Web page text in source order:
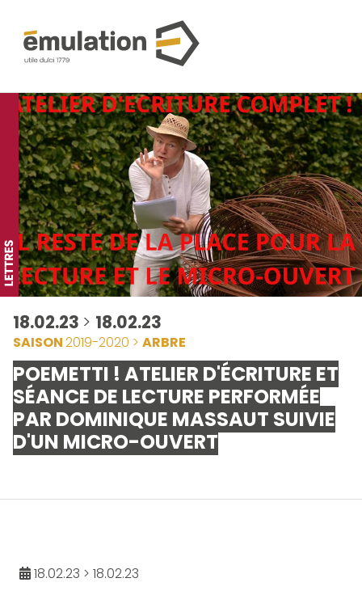
18.02.23 > 18.02.23
SAISON2019-2020 > ARBRE
POEMETTI ! ATELIER D'ÉCRITURE ET
SÉANCE DE LECTURE PERFORMÉE
PAR DOMINIQUE MASSAUT SUIVIE
D'UN MICRO-OUVERT
18.02.23 > 18.02.23